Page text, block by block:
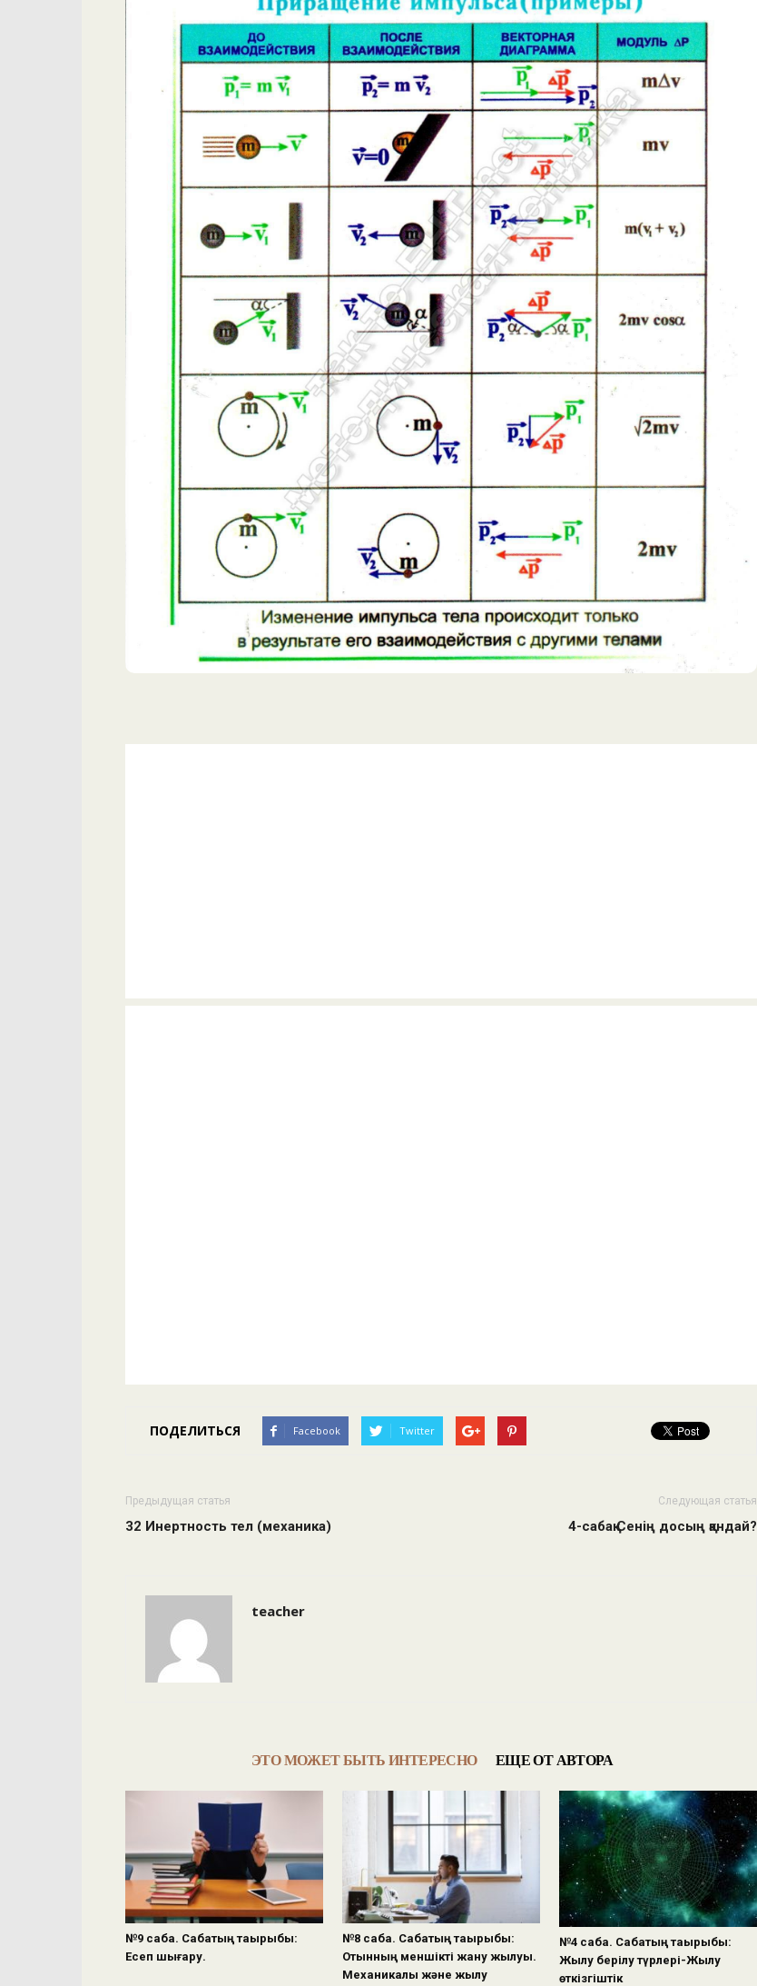
ПОДЕЛИТЬСЯ Facebook Twitter
Предыдущая статья
32 Инертность тел (механика)
Следующая статья
4-сабақ Сенің досың қандай?
teacher
ЭТО МОЖЕТ БЫТЬ ИНТЕРЕСНО ЕЩЕ ОТ АВТОРА
№9 сабақ. Сабақтың тақырыбы:
Есеп шығару.
№8 сабақ. Сабақтың тақырыбы:
Отынның меншікті жану жылуы.
Механикалық және жылу
№4 сабақ. Сабақтың тақырыбы:
Жылу берілу түрлері-Жылу
өткізгіштік